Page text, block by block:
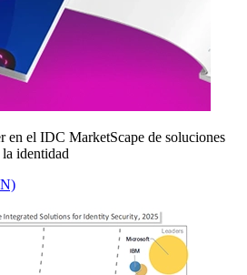
en el IDC MarketScape de soluciones
identidad